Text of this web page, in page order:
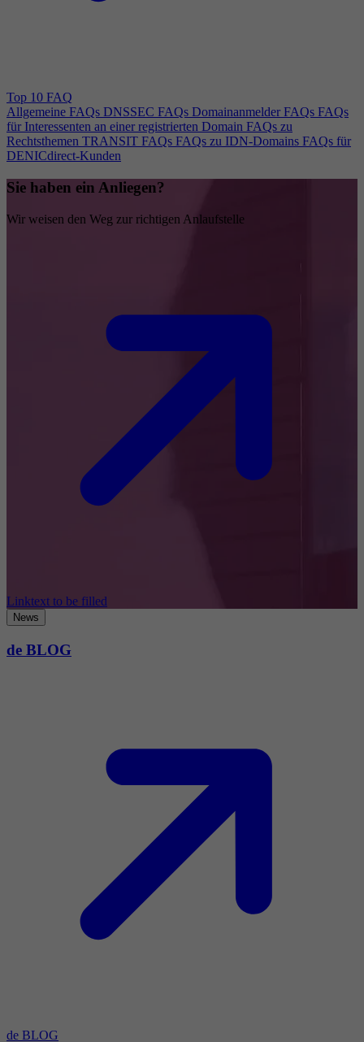
Top 10 FAQ
Allgemeine FAQs DNSSEC FAQs Domainanmelder FAQs FAQs
für Interessenten an einer registrierten Domain FAQs zu
Rechtsthemen TRANSIT FAQs FAQs zu IDN-Domains FAQs für
DENICdirect-Kunden
Sie haben ein Anliegen?
Wir weisen den Weg zur richtigen Anlaufstelle
Linktext to be filled
News
de BLOG
de BLOG